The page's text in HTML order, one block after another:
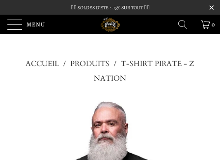
🏴‍☠️ SOLDES D'ETE : -15% SUR TOUT 🏴‍☠️
MENU 0
ACCUEIL / PRODUITS / T-SHIRT PIRATE - Z
NATION